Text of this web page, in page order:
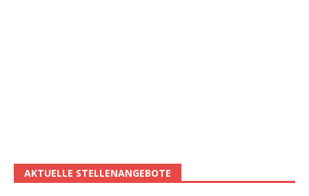
AKTUELLE STELLENANGEBOTE